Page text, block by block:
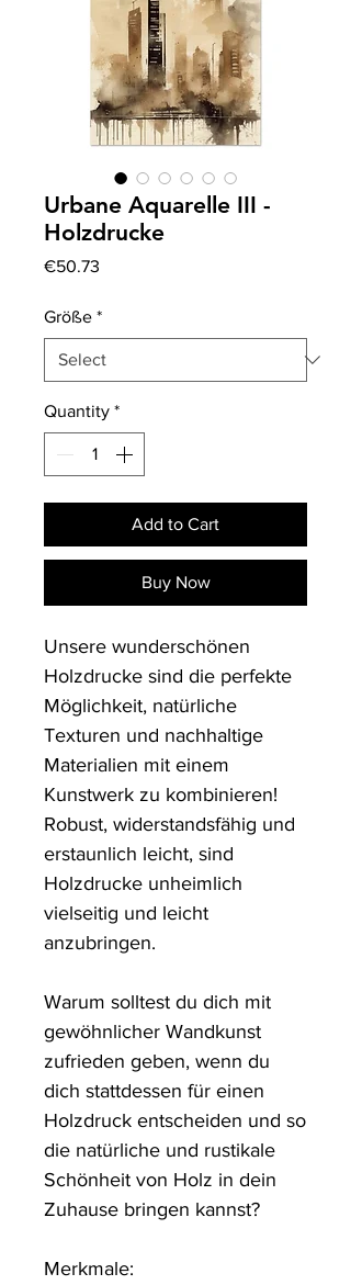
Urbane Aquarelle III -
Holzdrucke
€50.73
Größe *
Quantity *
Add to Cart
Buy Now
Unsere wunderschönen
Holzdrucke sind die perfekte
Möglichkeit, natürliche
Texturen und nachhaltige
Materialien mit einem
Kunstwerk zu kombinieren!
Robust, widerstandsfähig und
erstaunlich leicht, sind
Holzdrucke unheimlich
vielseitig und leicht
anzubringen.
Warum solltest du dich mit
gewöhnlicher Wandkunst
zufrieden geben, wenn du
dich stattdessen für einen
Holzdruck entscheiden und so
die natürliche und rustikale
Schönheit von Holz in dein
Zuhause bringen kannst?
Merkmale: